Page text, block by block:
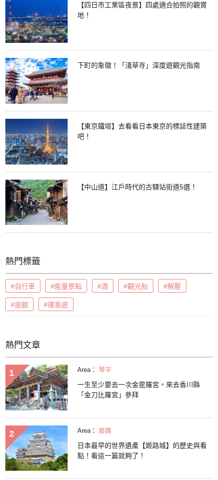
【四日市工業區夜景】四處適合拍照的觀賞
地！
下町的象徵！「淺草寺」深度遊觀光指南
【東京鐵塔】去看看日本東京的標誌性建築
吧！
【中山道】江戶時代的古驛站街道5選！
熱門標籤
#自行車 #能量景點 #酒 #觀光船 #解壓
#旅館 #環島遊
熱門文章
Area： 琴平
一生至少要去一次金毘羅宮。來去香川縣
「金刀比羅宮」參拜
Area： 姬路
日本最早的世界遺產【姬路城】的歷史與看
點！看這一篇就夠了！